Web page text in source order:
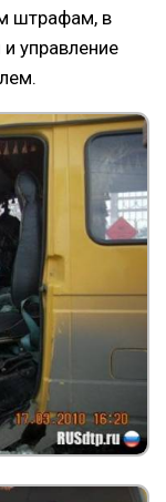
штрафам, в
управление